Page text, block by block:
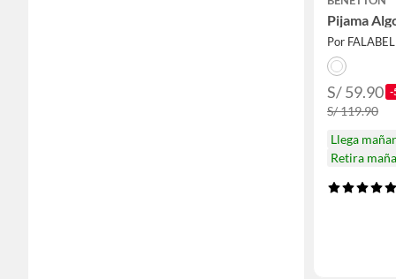
Pijama
Por
S/ 59.90 -
S/ 119.90
Llega
Retira